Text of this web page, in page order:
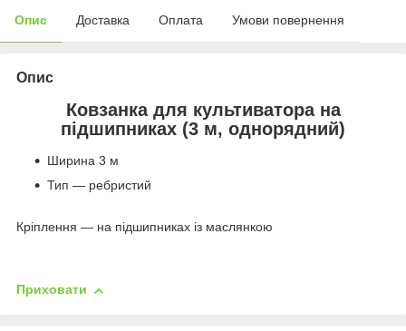
Опис Доставка Оплата Умови повернення
Опис
Ковзанка для культиватора на
підшипниках (3 м, однорядний)
Ширина 3 м
Тип — ребристий
Кріплення — на підшипниках із маслянкою
Приховати